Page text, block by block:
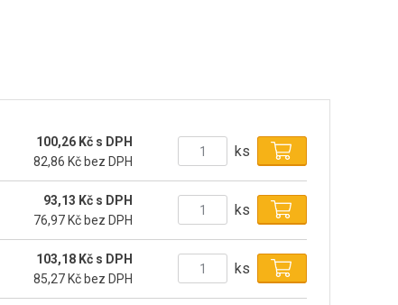
100,26 Kč s DPH
82,86 Kč bez DPH
ks
93,13 Kč s DPH
76,97 Kč bez DPH
ks
103,18 Kč s DPH
85,27 Kč bez DPH
ks